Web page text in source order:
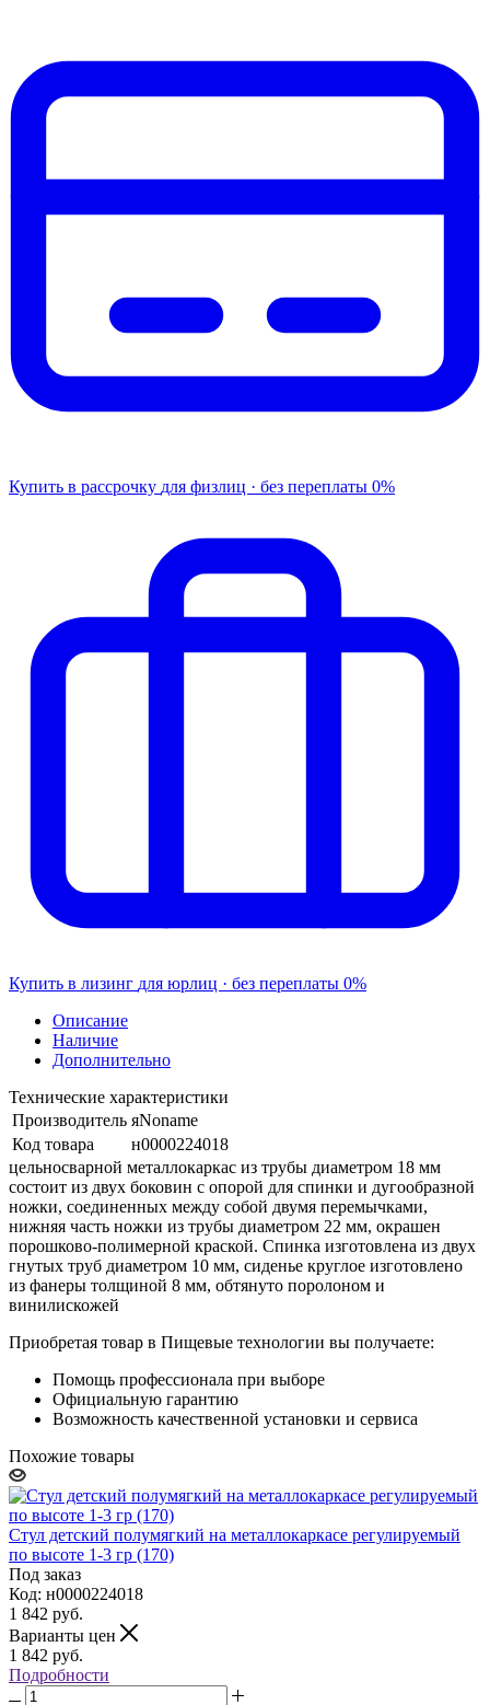
Купить в рассрочку для физлиц · без переплаты 0%
Купить в лизинг для юрлиц · без переплаты 0%
Описание
Наличие
Дополнительно
Технические характеристики
Производитель яNoname
Код товара
н0000224018
цельносварной металлокаркас из трубы диаметром 18 мм
состоит из двух боковин с опорой для спинки и дугообразной
ножки, соединенных между собой двумя перемычками,
нижняя часть ножки из трубы диаметром 22 мм, окрашен
порошково-полимерной краской. Спинка изготовлена из двух
гнутых труб диаметром 10 мм, сиденье круглое изготовлено
из фанеры толщиной 8 мм, обтянуто поролоном и
винилискожей
Приобретая товар в Пищевые технологии вы получаете:
Помощь профессионала при выборе
Официальную гарантию
Возможность качественной установки и сервиса
Похожие товары
Стул детский полумягкий на металлокаркасе регулируемый
по высоте 1-3 гр (170)
Под заказ
Код: н0000224018
1 842 руб.
Варианты цен
1 842 руб.
Подробности